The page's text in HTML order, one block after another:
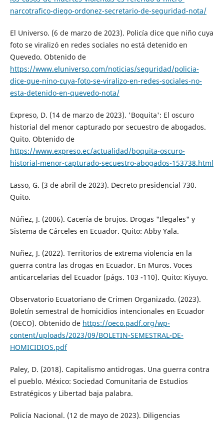
narcotrafico-diego-ordonez-secretario-de-seguridad-nota/
El Universo. (6 de marzo de 2023). Policía dice que niño cuya
foto se viralizó en redes sociales no está detenido en
Quevedo. Obtenido de
https://www.eluniverso.com/noticias/seguridad/policia-
dice-que-nino-cuya-foto-se-viralizo-en-redes-sociales-no-
esta-detenido-en-quevedo-nota/
Expreso, D. (14 de marzo de 2023). 'Boquita': El oscuro
historial del menor capturado por secuestro de abogados.
Quito. Obtenido de
https://www.expreso.ec/actualidad/boquita-oscuro-
historial-menor-capturado-secuestro-abogados-153738.html
Lasso, G. (3 de abril de 2023). Decreto presidencial 730.
Quito.
Núñez, J. (2006). Cacería de brujos. Drogas "Ilegales" y
Sistema de Cárceles en Ecuador. Quito: Abby Yala.
Nuñez, J. (2022). Territorios de extrema violencia en la
guerra contra las drogas en Ecuador. En Muros. Voces
anticarcelarias del Ecuador (págs. 103 -110). Quito: Kiyuyo.
Observatorio Ecuatoriano de Crimen Organizado. (2023).
Boletín semestral de homicidios intencionales en Ecuador
(OECO). Obtenido de https://oeco.padf.org/wp-
content/uploads/2023/09/BOLETIN-SEMESTRAL-DE-
HOMICIDIOS.pdf
Paley, D. (2018). Capitalismo antidrogas. Una guerra contra
el pueblo. México: Sociedad Comunitaria de Estudios
Estratégicos y Libertad baja palabra.
Policía Nacional. (12 de mayo de 2023). Diligencias